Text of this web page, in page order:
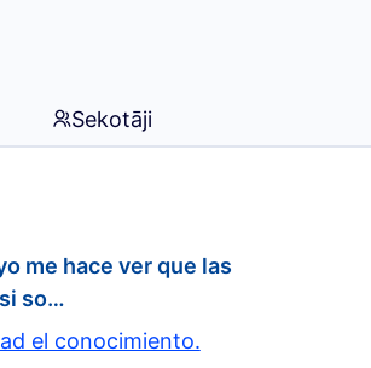
Sekotāji
me hace ver que las
so…
el conocimiento.